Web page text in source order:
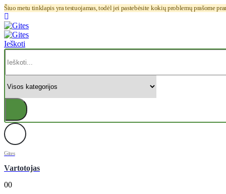
Šiuo metu tinklapis yra testuojamas, todėl jei pastebėsite kokių problemų prašome
Ieškoti
Gites
Vartotojas
00